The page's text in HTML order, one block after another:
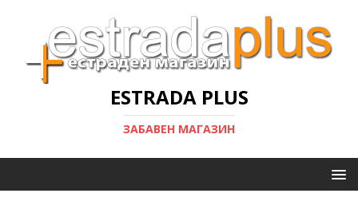
ESTRADA PLUS
ЗАБАВЕН МАГАЗИН